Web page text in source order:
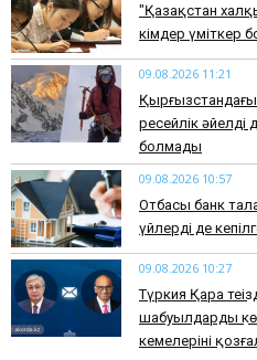
"Қазақстан
кімдер үміткер
09.08.2026 11:21
Қырғызстандағы
ресейлік әйелдің
болмады
09.08.2026 10:57
Отбасы банк
үйлерді де
09.08.2026 10:27
Түркия Қара
шабуылдардың
кемелерінің